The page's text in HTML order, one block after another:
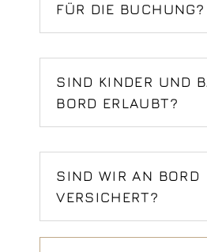
FÜR DIE BUCHUNG?
SIND KINDER UND
BORD ERLAUBT?
SIND WIR AN BORD
VERSICHERT?